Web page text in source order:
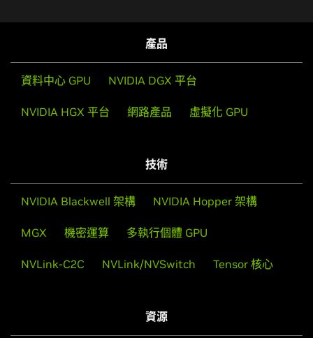
產品
資料中心 GPU NVIDIA DGX 平台
NVIDIA HGX 平台 網路產品 虛擬化 GPU
技術
NVIDIA Blackwell 架構 NVIDIA Hopper 架構
MGX 機密運算 多執行個體 GPU
NVLink-C2C NVLink/NVSwitch Tensor 核心
資源